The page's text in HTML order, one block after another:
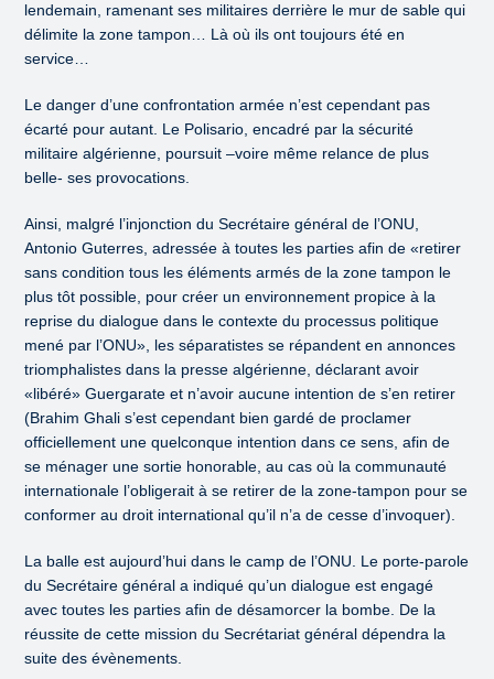
lendemain, ramenant ses militaires derrière le mur de sable qui
délimite la zone tampon… Là où ils ont toujours été en
service…
Le danger d’une confrontation armée n’est cependant pas
écarté pour autant. Le Polisario, encadré par la sécurité
militaire algérienne, poursuit –voire même relance de plus
belle- ses provocations.
Ainsi, malgré l’injonction du Secrétaire général de l’ONU,
Antonio Guterres, adressée à toutes les parties afin de «retirer
sans condition tous les éléments armés de la zone tampon le
plus tôt possible, pour créer un environnement propice à la
reprise du dialogue dans le contexte du processus politique
mené par l’ONU», les séparatistes se répandent en annonces
triomphalistes dans la presse algérienne, déclarant avoir
«libéré» Guergarate et n’avoir aucune intention de s’en retirer
(Brahim Ghali s’est cependant bien gardé de proclamer
officiellement une quelconque intention dans ce sens, afin de
se ménager une sortie honorable, au cas où la communauté
internationale l’obligerait à se retirer de la zone-tampon pour se
conformer au droit international qu’il n’a de cesse d’invoquer).
La balle est aujourd’hui dans le camp de l’ONU. Le porte-parole
du Secrétaire général a indiqué qu’un dialogue est engagé
avec toutes les parties afin de désamorcer la bombe. De la
réussite de cette mission du Secrétariat général dépendra la
suite des évènements.